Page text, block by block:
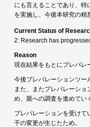
にも言えることであり、
を実施し、今後本研究の精
Current Status of
2: Research has
Reason
現在結果をもとにプレパレ
今後プレパレーションツー
また、またプレパレーシ
め、親への調査を進めてい
プレパレーションを受け
干の変更が生じたため。